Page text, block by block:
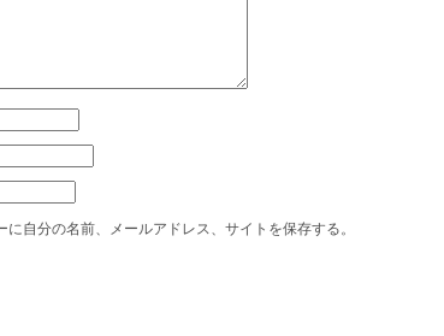
自分の名前、メールアドレス、サイトを保存する。